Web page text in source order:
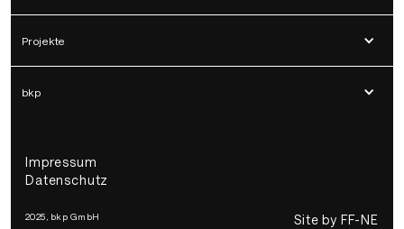
Projekte
bkp
2025, bkp GmbH
Impressum
Datenschutz
Site by FF-NE